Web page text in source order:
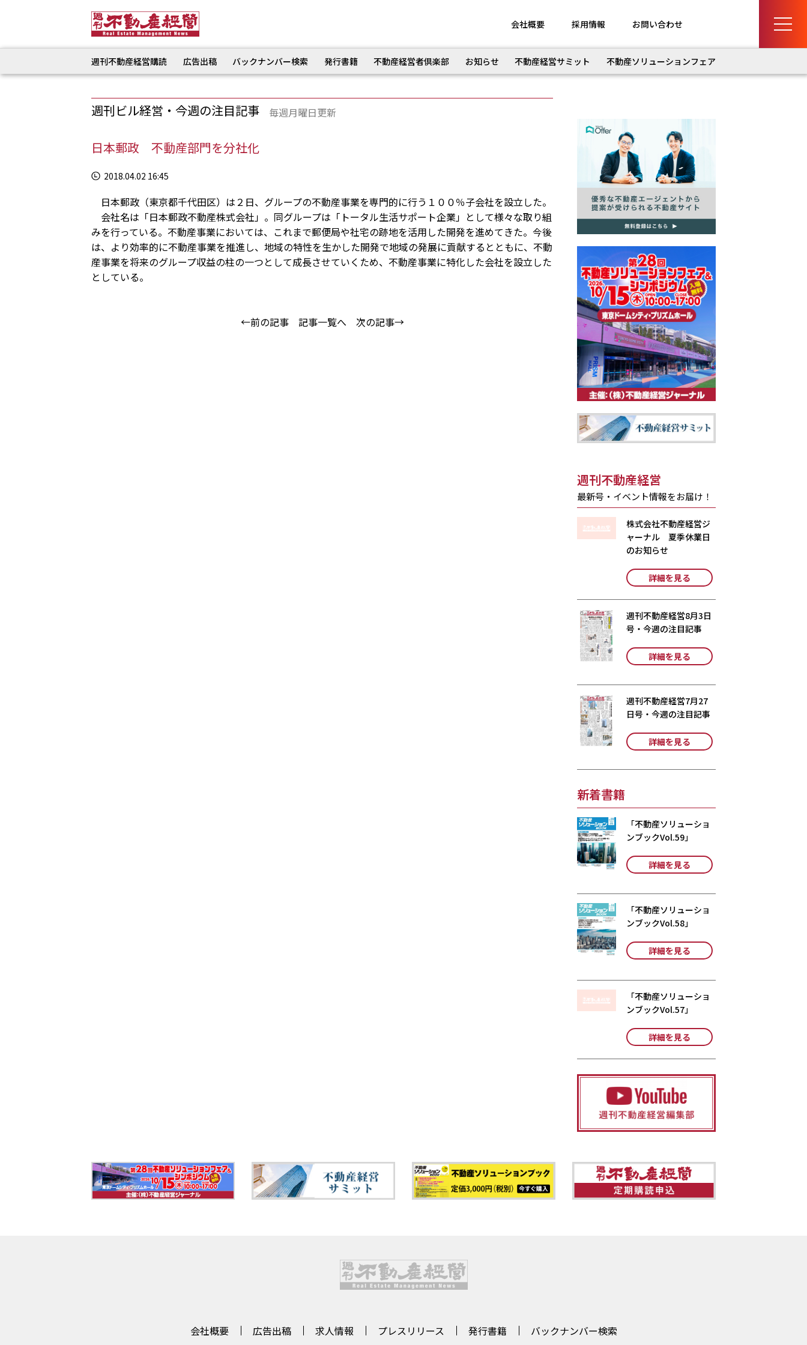
会社概要 採用情報 お問い合わせ
週刊不動産経営購読 広告出稿 バックナンバー検索 発行書籍 不動産経営者倶楽部 お知らせ 不動産経営サミット 不動産ソリューションフェア
週刊ビル経営・今週の注目記事 毎週月曜日更新
日本郵政 不動産部門を分社化
2018.04.02 16:45
日本郵政（東京都千代田区）は２日、グループの不動産事業を専門的に行う１００％子会社を設立した。
会社名は「日本郵政不動産株式会社」。同グループは「トータル生活サポート企業」として様々な取り組
みを行っている。不動産事業においては、これまで郵便局や社宅の跡地を活用した開発を進めてきた。今後
は、より効率的に不動産事業を推進し、地域の特性を生かした開発で地域の発展に貢献するとともに、不動
産事業を将来のグループ収益の柱の一つとして成長させていくため、不動産事業に特化した会社を設立した
としている。
←前の記事 記事一覧へ 次の記事→
週刊不動産経営
最新号・イベント情報をお届け！
株式会社不動産経営ジ
ャーナル 夏季休業日
のお知らせ
詳細を見る
週刊不動産経営8月3日
号・今週の注目記事
詳細を見る
週刊不動産経営7月27
日号・今週の注目記事
詳細を見る
新着書籍
「不動産ソリューショ
ンブックVol.59」
詳細を見る
「不動産ソリューショ
ンブックVol.58」
詳細を見る
「不動産ソリューショ
ンブックVol.57」
詳細を見る
会社概要 広告出稿 求人情報 プレスリリース 発行書籍 バックナンバー検索